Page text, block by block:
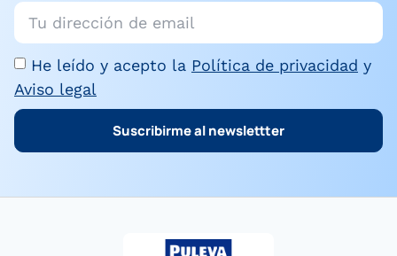
He leído y acepto la Política de privacidad y
Aviso legal
Suscribirme al newslettter